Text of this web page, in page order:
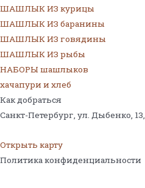
ШАШЛЫК ИЗ курицы
ШАШЛЫК ИЗ баранины
ШАШЛЫК ИЗ говядины
ШАШЛЫК ИЗ рыбы
НАБОРЫ шашлыков
хачапури и хлеб
Как добраться
Санкт-Петербург, ул. Дыбенко, 13,
Открыть карту
Политика конфиденциальности